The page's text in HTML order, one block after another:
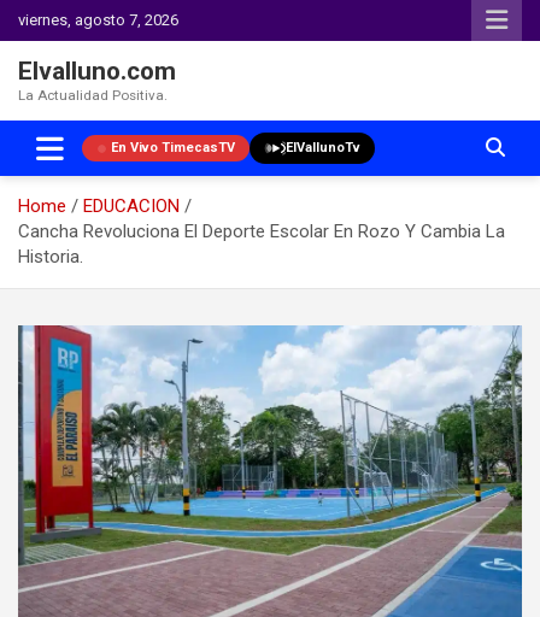
viernes, agosto 7, 2026
Elvalluno.com
La Actualidad Positiva.
En Vivo TimecasTV ElVallunoTv
Home
EDUCACION
Cancha Revoluciona El Deporte Escolar En Rozo Y Cambia La
Historia.
content